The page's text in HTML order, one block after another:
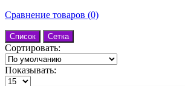
Сравнение товаров (0)
Список Сетка
Сортировать:
Показывать: